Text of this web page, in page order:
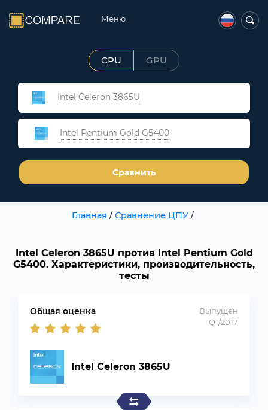
Меню
CPU GPU
Intel Celeron 3865U
Intel Pentium Gold G5400
Сравнить
Главная / Сравнение ЦПУ /
Intel Celeron 3865U против Intel Pentium Gold
G5400. Характеристики, производительность,
тесты
Общая оценка
Выпущен
Q1/2017
Intel Celeron 3865U